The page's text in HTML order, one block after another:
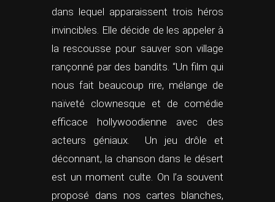
dans lequel apparaissent trois héros
invincibles. Elle décide de les appeler à
la rescousse pour sauver son village
rançonné par des bandits. “Un film qui
nous fait beaucoup rire, mélange de
naïveté clownesque et de comédie
efficace hollywoodienne avec des
acteurs géniaux. Un jeu drôle et
déconnant, la chanson dans le désert
est un moment culte. On l’a souvent
proposé dans nos cartes blanches,